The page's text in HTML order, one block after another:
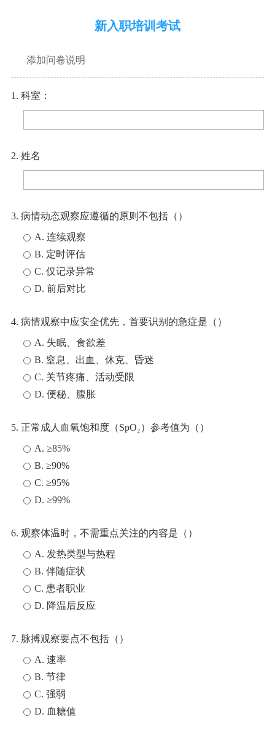
新入职培训考试
添加问卷说明
1. 科室：
2. 姓名
3. 病情动态观察应遵循的原则不包括（）
A. 连续观察
B. 定时评估
C. 仅记录异常
D. 前后对比
4. 病情观察中应安全优先，首要识别的急症是（）
A. 失眠、食欲差
B. 窒息、出血、休克、昏迷
C. 关节疼痛、活动受限
D. 便秘、腹胀
5. 正常成人血氧饱和度（SpO₂）参考值为（）
A. ≥85%
B. ≥90%
C. ≥95%
D. ≥99%
6. 观察体温时，不需重点关注的内容是（）
A. 发热类型与热程
B. 伴随症状
C. 患者职业
D. 降温后反应
7. 脉搏观察要点不包括（）
A. 速率
B. 节律
C. 强弱
D. 血糖值